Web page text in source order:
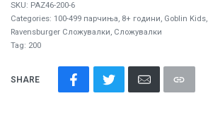
SKU: PAZ46-200-6
Categories: 100-499 парчиња, 8+ години, Goblin Kids,
Ravensburger Сложувалки, Сложувалки
Tag: 200
SHARE